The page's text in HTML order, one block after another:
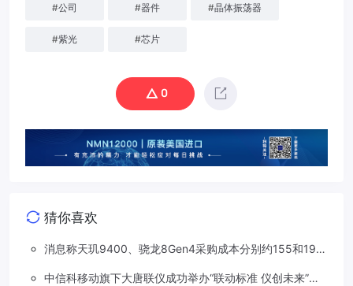
#公司 #器件 #晶体振荡器
#紫光 #芯片
0
猜你喜欢
消息称天玑9400、骁龙8Gen4采购成本分别约155和190
中信科移动旗下大唐联仪成功举办“联动标准 仪创未来”车